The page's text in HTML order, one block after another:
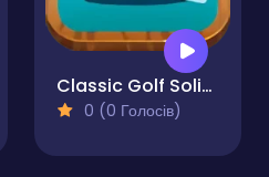
Classic Golf Solitaire Card Game
0 (0 Голосів)